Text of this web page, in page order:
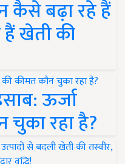
कैसे बढ़ा रहे हैं
खेती की
ऊर्जा
चुका रहा है?